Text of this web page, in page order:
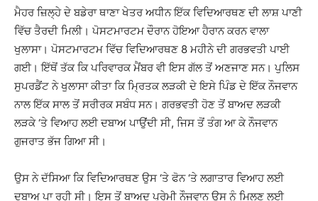
ਮੈਹਰ ਜ਼ਿਲ੍ਹੇ ਦੇ ਬਡੇਰਾ ਥਾਣਾ ਖੇਤਰ ਅਧੀਨ ਇੱਕ ਵਿਦਿਆਰਥਣ ਦੀ ਲਾਸ਼ ਪਾਣੀ
ਵਿੱਚ ਤੈਰਦੀ ਮਿਲੀ। ਪੋਸਟਮਾਰਟਮ ਦੌਰਾਨ ਹੋਇਆ ਹੈਰਾਨ ਕਰਨ ਵਾਲਾ
ਖੁਲਾਸਾ। ਪੋਸਟਮਾਰਟਮ ਵਿੱਚ ਵਿਦਿਆਰਥਣ 8 ਮਹੀਨੇ ਦੀ ਗਰਭਵਤੀ ਪਾਈ
ਗਈ। ਇੱਥੋਂ ਤੱਕ ਕਿ ਪਰਿਵਾਰਕ ਮੈਂਬਰ ਵੀ ਇਸ ਗੱਲ ਤੋਂ ਅਣਜਾਣ ਸਨ। ਪੁਲਿਸ
ਸੁਪਰਡੈਂਟ ਨੇ ਖੁਲਾਸਾ ਕੀਤਾ ਕਿ ਮ੍ਰਿਤਕ ਲੜਕੀ ਦੇ ਇਸੇ ਪਿੰਡ ਦੇ ਇੱਕ ਨੌਜਵਾਨ
ਨਾਲ ਇੱਕ ਸਾਲ ਤੋਂ ਸਰੀਰਕ ਸਬੰਧ ਸਨ। ਗਰਭਵਤੀ ਹੋਣ ਤੋਂ ਬਾਅਦ ਲੜਕੀ
ਲੜਕੇ ‘ਤੇ ਵਿਆਹ ਲਈ ਦਬਾਅ ਪਾਉਂਦੀ ਸੀ, ਜਿਸ ਤੋਂ ਤੰਗ ਆ ਕੇ ਨੌਜਵਾਨ
ਗੁਜਰਾਤ ਭੱਜ ਗਿਆ ਸੀ।
ਉਸ ਨੇ ਦੱਸਿਆ ਕਿ ਵਿਦਿਆਰਥਣ ਉਸ ‘ਤੇ ਫੋਨ ‘ਤੇ ਲਗਾਤਾਰ ਵਿਆਹ ਲਈ
ਦਬਾਅ ਪਾ ਰਹੀ ਸੀ। ਇਸ ਤੋਂ ਬਾਅਦ ਪ੍ਰੇਮੀ ਨੌਜਵਾਨ ਉਸ ਨੂੰ ਮਿਲਣ ਲਈ